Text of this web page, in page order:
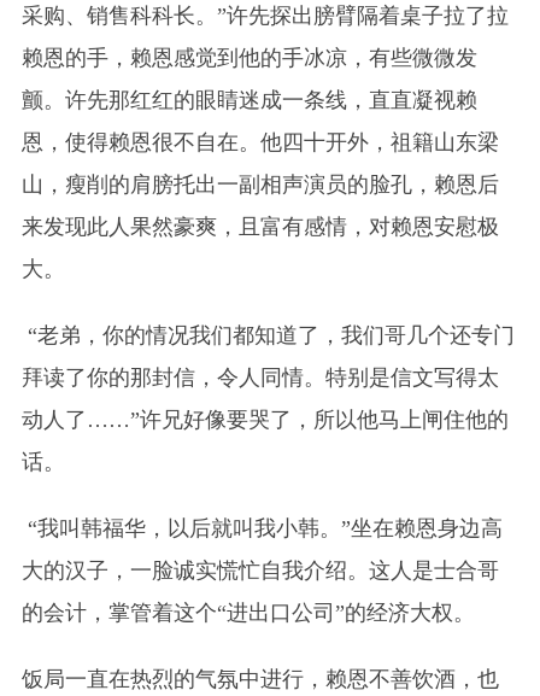
采购、销售科科长。”许先探出膀臂隔着桌子拉了拉
赖恩的手，赖恩感觉到他的手冰凉，有些微微发
颤。许先那红红的眼睛迷成一条线，直直凝视赖
恩，使得赖恩很不自在。他四十开外，祖籍山东梁
山，瘦削的肩膀托出一副相声演员的脸孔，赖恩后
来发现此人果然豪爽，且富有感情，对赖恩安慰极
大。
“老弟，你的情况我们都知道了，我们哥几个还专门
拜读了你的那封信，令人同情。特别是信文写得太
动人了……”许兄好像要哭了，所以他马上闸住他的
话。
“我叫韩福华，以后就叫我小韩。”坐在赖恩身边高
大的汉子，一脸诚实慌忙自我介绍。这人是士合哥
的会计，掌管着这个“进出口公司”的经济大权。
饭局一直在热烈的气氛中进行，赖恩不善饮酒，也